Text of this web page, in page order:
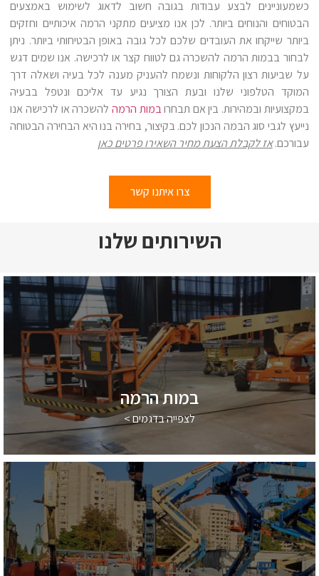
כשמעוניינים לבצע עבודות בגובה חשוב לדאוג לשימוש באמצעים
הבטוחים והנוחים ביותר. לכן אנו מציעים מתקני הרמה איכותיים וחזקים
ביותר שייקחו את העובדים שלכם לכל גובה באופן הבטיחותי ביותר. ניתן
לבחור בבמות הרמה להשכרה גם לטווח קצר או לרכישה. אנו שמים דגש
על שביעות רצון הלקוחות ונשמח להעניק מענה לכל בעיה ושאלה דרך
המוקד הטלפוני שלנו ובעת הצורך נגיע עד אליכם ונטפל בבעיה
במקצועיות ובמהירות. בין אם תבחרובמות הרמה להשכרה או לרכישה אנו
נייעץ לגבי סוג הבמה הנכון לכם. בקיצור, בחירה בנו היא הבחירה הבטוחה
עבורכם.אז לקבלת הצעת מחיר השאירו פרטים כאן
צרו איתנו קשר
השירותים שלנו
במות הרמה
לצפייה בדגמים >